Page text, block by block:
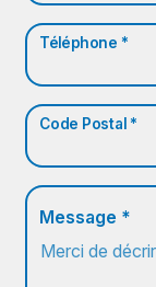
Téléphone *
Code Postal *
Message *